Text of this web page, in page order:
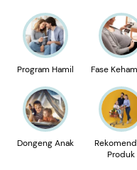
Program Hamil Fase
Dongeng Anak
Produk